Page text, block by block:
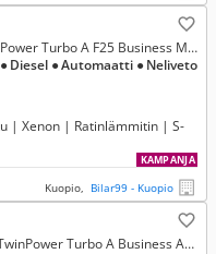
2,0, xDrive20d TwinPower Turbo A F25 Business M-Sport
● Diesel ● Automaatti ● Neliveto
| Xenon | Ratinlämmitin | S-
KAMPANJA
Kuopio, Bilar99 - Kuopio
2,0, F25 xDrive20d TwinPower Turbo A Business Automatic